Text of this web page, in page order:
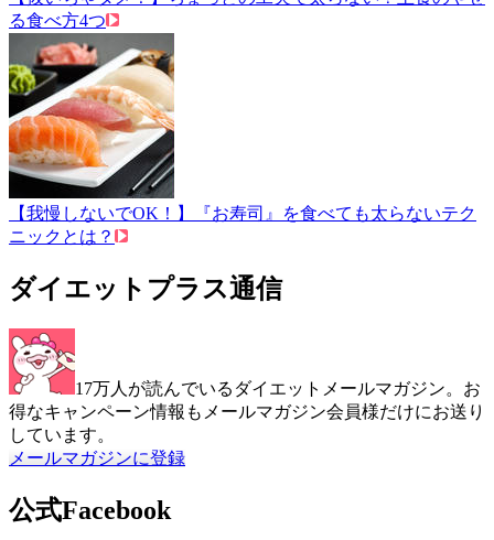
る食べ方4つ
【我慢しないでOK！】『お寿司』を食べても太らないテク
ニックとは？
ダイエットプラス通信
17万人が読んでいるダイエットメールマガジン。お
得なキャンペーン情報もメールマガジン会員様だけにお送り
しています。
メールマガジンに登録
公式Facebook